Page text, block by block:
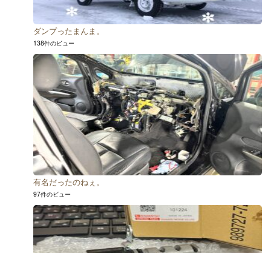
ダンプったまんま。
138件のビュー
有名だったのねぇ。
97件のビュー